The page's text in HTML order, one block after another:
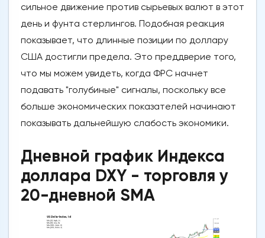
сильное движение против сырьевых валют в этот
день и фунта стерлингов. Подобная реакция
показывает, что длинные позиции по доллару
США достигли предела. Это преддверие того,
что мы можем увидеть, когда ФРС начнет
подавать "голубиные" сигналы, поскольку все
больше экономических показателей начинают
показывать дальнейшую слабость экономики.
Дневной график Индекса
доллара DXY - торговля у
20-дневной SMA